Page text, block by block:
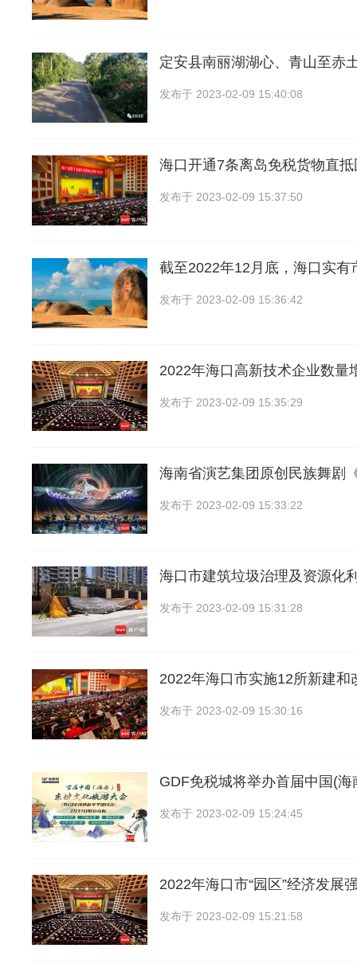
定安县南丽湖湖心、青山至赤
发布于 2023-02-09 15:40:08
海口开通7条离岛免税货物直
发布于 2023-02-09 15:37:50
截至2022年12月底，海口实有
发布于 2023-02-09 15:36:42
2022年海口高新技术企业数量
发布于 2023-02-09 15:35:29
海南省演艺集团原创民族舞剧
发布于 2023-02-09 15:33:22
海口市建筑垃圾治理及资源化
发布于 2023-02-09 15:31:28
2022年海口市实施12所新建和
发布于 2023-02-09 15:30:16
GDF免税城将举办首届中国(海
发布于 2023-02-09 15:24:45
2022年海口市“园区”经济发展
发布于 2023-02-09 15:21:58